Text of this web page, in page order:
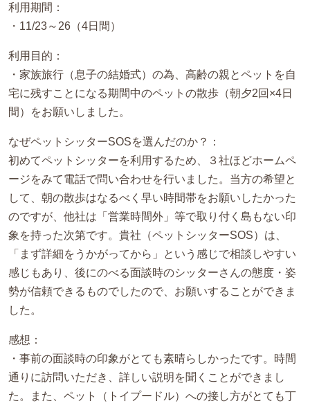
利用期間：
・11/23～26（4日間）
利用目的：
・家族旅行（息子の結婚式）の為、高齢の親とペットを自
宅に残すことになる期間中のペットの散歩（朝夕2回×4日
間）をお願いしました。
なぜペットシッターSOSを選んだのか？：
初めてペットシッターを利用するため、３社ほどホームペ
ージをみて電話で問い合わせを行いました。当方の希望と
して、朝の散歩はなるべく早い時間帯をお願いしたかった
のですが、他社は「営業時間外」等で取り付く島もない印
象を持った次第です。貴社（ペットシッターSOS）は、
「まず詳細をうかがってから」という感じで相談しやすい
感じもあり、後にのべる面談時のシッターさんの態度・姿
勢が信頼できるものでしたので、お願いすることができま
した。
感想：
・事前の面談時の印象がとても素晴らしかったです。時間
通りに訪問いただき、詳しい説明を聞くことができまし
た。また、ペット（トイプードル）への接し方がとても丁